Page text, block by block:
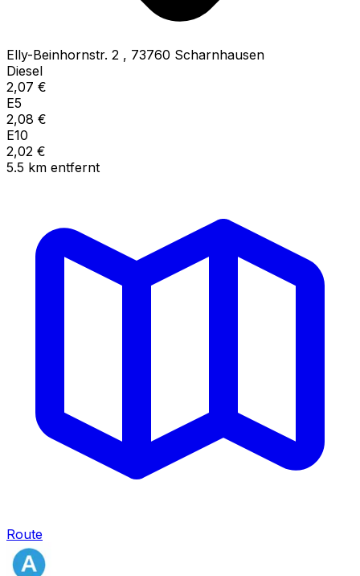
Elly-Beinhornstr. 2 , 73760 Scharnhausen
Diesel
2,07 €
E5
2,08 €
E10
2,02 €
5.5 km entfernt
Route